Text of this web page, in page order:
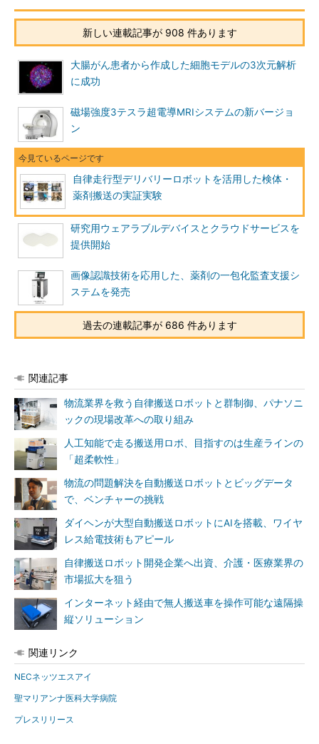
新しい連載記事が 908 件あります
大腸がん患者から作成した細胞モデルの3次元解析
に成功
磁場強度3テスラ超電導MRIシステムの新バージョ
ン
自律走行型デリバリーロボットを活用した検体・
薬剤搬送の実証実験
研究用ウェアラブルデバイスとクラウドサービスを
提供開始
画像認識技術を応用した、薬剤の一包化監査支援シ
ステムを発売
過去の連載記事が 686 件あります
関連記事
物流業界を救う自律搬送ロボットと群制御、パナソニ
ックの現場改革への取り組み
人工知能で走る搬送用ロボ、目指すのは生産ラインの
「超柔軟性」
物流の問題解決を自動搬送ロボットとビッグデータ
で、ベンチャーの挑戦
ダイヘンが大型自動搬送ロボットにAIを搭載、ワイヤ
レス給電技術もアピール
自律搬送ロボット開発企業へ出資、介護・医療業界の
市場拡大を狙う
インターネット経由で無人搬送車を操作可能な遠隔操
縦ソリューション
関連リンク
NECネッツエスアイ
聖マリアンナ医科大学病院
プレスリリース